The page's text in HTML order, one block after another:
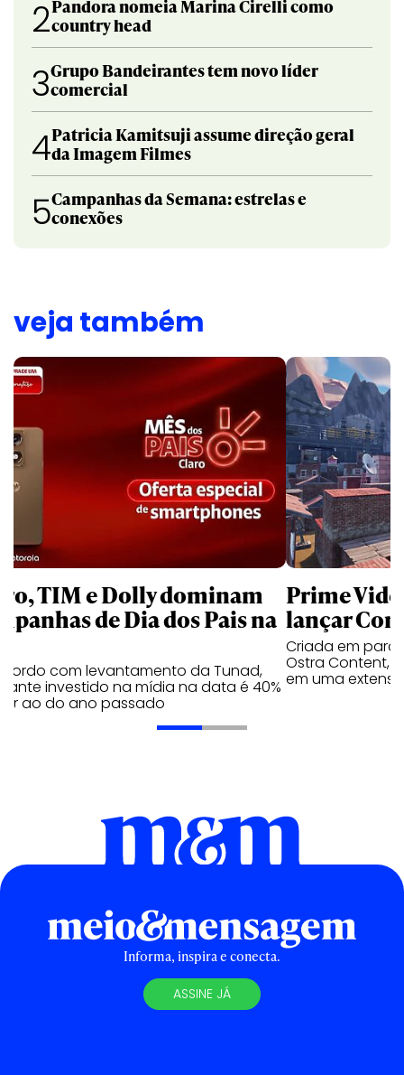
2Pandora nomeia Marina Cirelli como
country head
3Grupo Bandeirantes tem novo líder
comercial
4Patricia Kamitsuji assume direção geral
da Imagem Filmes
5Campanhas da Semana: estrelas e
conexões
veja também
TIM e Dolly dominam
de Dia dos Pais na
com levantamento da Tunad,
investido na mídia na data é 40%
ao do ano passado
Prime
lançar
Criada em
Ostra Content,
em uma
Informa, inspira e conecta.
ASSINE JÁ